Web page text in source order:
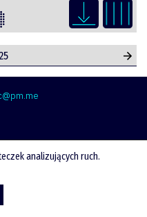
analizujących ruch.